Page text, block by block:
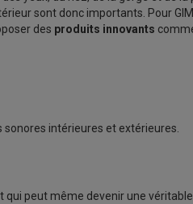
sont donc importants. Pour
des produits innovants
sonores intérieures et extérieures.
qui peut même devenir une